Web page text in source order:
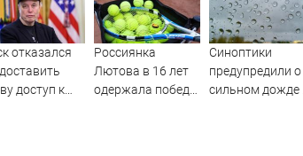
отказался
доступ к
Россиянка
Лютова в 16 лет
одержала победу
Синоптики
предупредили о
сильном дожде и